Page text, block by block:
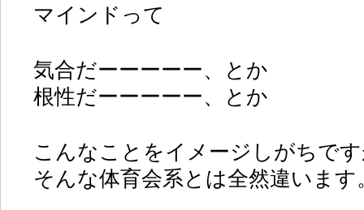
マインドって
気合だーーーーー、とか
根性だーーーーー、とか
こんなことをイメージしがちで
そんな体育会系とは全然違います